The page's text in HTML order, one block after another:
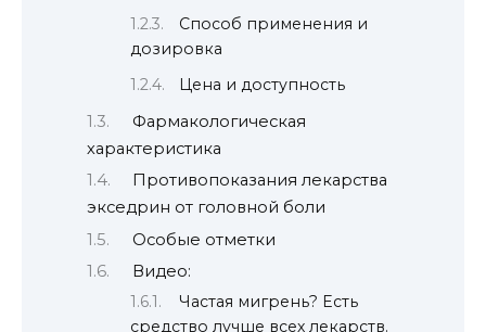
Способ применения и
дозировка
Цена и доступность
Фармакологическая
характеристика
Противопоказания лекарства
экседрин от головной боли
Особые отметки
Видео:
Частая мигрень? Есть
средство лучше всех лекарств.